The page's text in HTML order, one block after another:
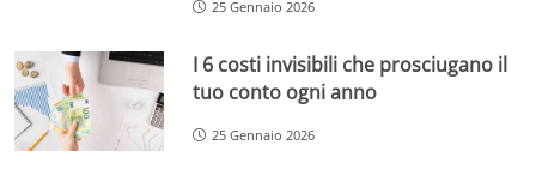
25 Gennaio 2026
I 6 costi invisibili che prosciugano il
tuo conto ogni anno
25 Gennaio 2026